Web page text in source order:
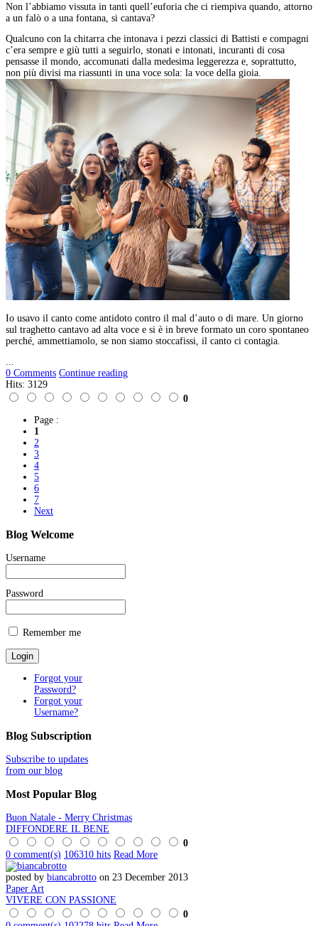
Non l’abbiamo vissuta in tanti quell’euforia che ci riempiva quando, attorno
a un falò o a una fontana, si cantava?
Qualcuno con la chitarra che intonava i pezzi classici di Battisti e compagni
c’era sempre e giù tutti a seguirlo, stonati e intonati, incuranti di cosa
pensasse il mondo, accomunati dalla medesima leggerezza e, soprattutto,
non più divisi ma riassunti in una voce sola: la voce della gioia.
Io usavo il canto come antidoto contro il mal d’auto o di mare. Un giorno
sul traghetto cantavo ad alta voce e si è in breve formato un coro spontaneo
perché, ammettiamolo, se non siamo stoccafissi, il canto ci contagia.
...
0 Comments Continue reading
Hits: 3129
0
Page :
1
2
3
4
5
6
7
Next
Blog Welcome
Username
Password
Remember me
Forgot your
Password?
Forgot your
Username?
Blog Subscription
Subscribe to updates
from our blog
Most Popular Blog
Buon Natale - Merry Christmas
DIFFONDERE IL BENE
0
0 comment(s) 106310 hits Read More
posted by biancabrotto on 23 December 2013
Paper Art
VIVERE CON PASSIONE
0